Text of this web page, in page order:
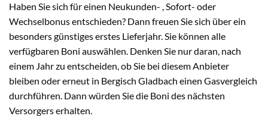
Haben Sie sich für einen Neukunden- , Sofort- oder
Wechselbonus entschieden? Dann freuen Sie sich über ein
besonders günstiges erstes Lieferjahr. Sie können alle
verfügbaren Boni auswählen. Denken Sie nur daran, nach
einem Jahr zu entscheiden, ob Sie bei diesem Anbieter
bleiben oder erneut in Bergisch Gladbach einen Gasvergleich
durchführen. Dann würden Sie die Boni des nächsten
Versorgers erhalten.